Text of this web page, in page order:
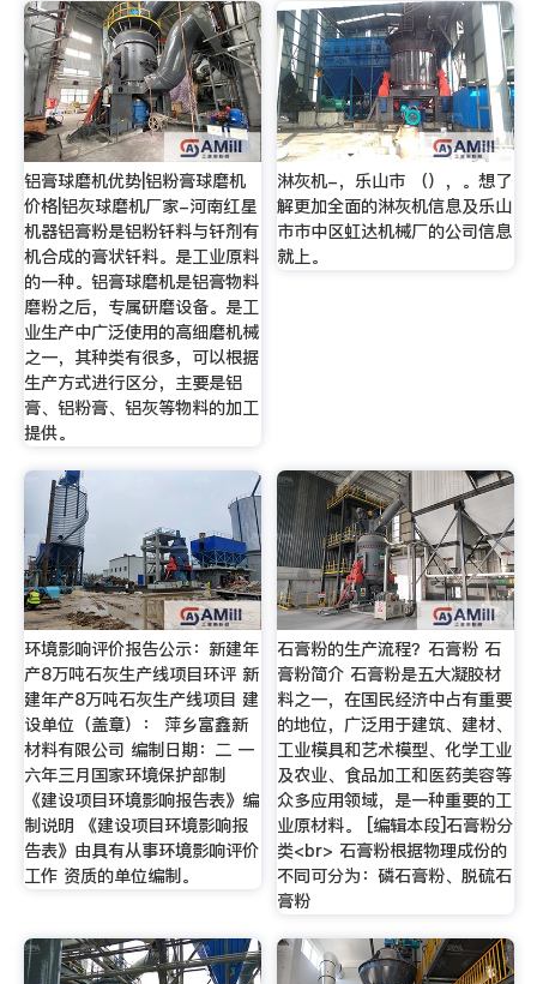
铝膏球磨机优势|铝粉膏球磨机
价格|铝灰球磨机厂家-河南红星
机器铝膏粉是铝粉钎料与钎剂有
机合成的膏状钎料。是工业原料
的一种。铝膏球磨机是铝膏物料
磨粉之后，专属研磨设备。是工
业生产中广泛使用的高细磨机械
之一，其种类有很多，可以根据
生产方式进行区分，主要是铝
膏、铝粉膏、铝灰等物料的加工
提供。
淋灰机-，乐山市 （），。想了
解更加全面的淋灰机信息及乐山
市市中区虹达机械厂的公司信息
就上。
环境影响评价报告公示：新建年
产8万吨石灰生产线项目环评 新
建年产8万吨石灰生产线项目 建
设单位（盖章）： 萍乡富鑫新
材料有限公司 编制日期：二 一
六年三月国家环境保护部制
《建设项目环境影响报告表》编
制说明 《建设项目环境影响报
告表》由具有从事环境影响评价
工作 资质的单位编制。
石膏粉的生产流程？石膏粉 石
膏粉简介 石膏粉是五大凝胶材
料之一，在国民经济中占有重要
的地位，广泛用于建筑、建材、
工业模具和艺术模型、化学工业
及农业、食品加工和医药美容等
众多应用领域，是一种重要的工
业原材料。 [编辑本段]石膏粉分
类<br> 石膏粉根据物理成份的
不同可分为：磷石膏粉、脱硫石
膏粉